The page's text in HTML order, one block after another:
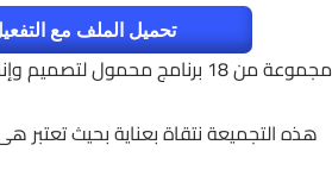
تحميل الملف مع
مجموعة من 18 برنامج محمول لتصميم وإنشاء وتحويل الايقونات
هذه التجميعة نتقاة بعناية بحيث